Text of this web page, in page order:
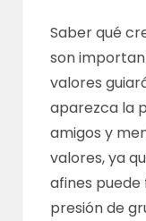
Saber qué
son
valores
aparezca la
amigos y
valores, ya
afines
presión de